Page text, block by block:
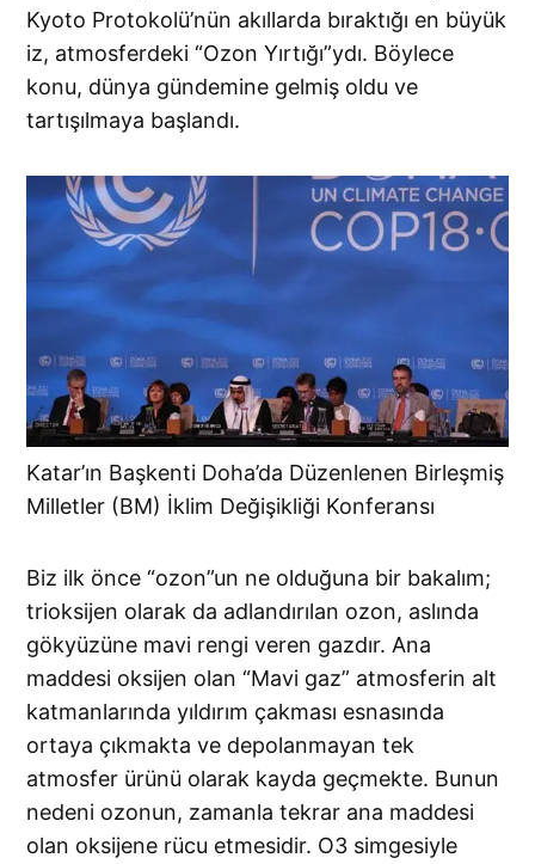
Kyoto Protokolü’nün akıllarda bıraktığı en büyük
iz, atmosferdeki “Ozon Yırtığı”ydı. Böylece
konu, dünya gündemine gelmiş oldu ve
tartışılmaya başlandı.
Katar’ın Başkenti Doha’da Düzenlenen Birleşmiş
Milletler (BM) İklim Değişikliği Konferansı
Biz ilk önce “ozon”un ne olduğuna bir bakalım;
trioksijen olarak da adlandırılan ozon, aslında
gökyüzüne mavi rengi veren gazdır. Ana
maddesi oksijen olan “Mavi gaz” atmosferin alt
katmanlarında yıldırım çakması esnasında
ortaya çıkmakta ve depolanmayan tek
atmosfer ürünü olarak kayda geçmekte. Bunun
nedeni ozonun, zamanla tekrar ana maddesi
olan oksijene rücu etmesidir. O3 simgesiyle